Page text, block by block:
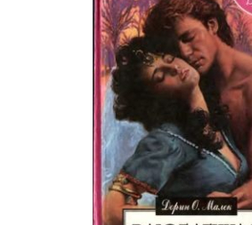
Рейтинги
обсуждаемые